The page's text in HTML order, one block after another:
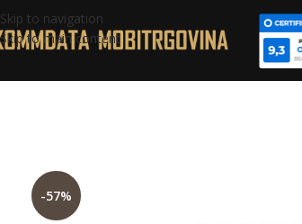
Skip to navigation
Skip to main content
-57%